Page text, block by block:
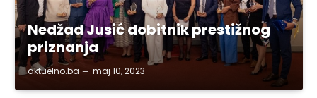
Nedžad Jusić dobitnik prestižnog
priznanja
aktuelno.ba maj 10, 2023